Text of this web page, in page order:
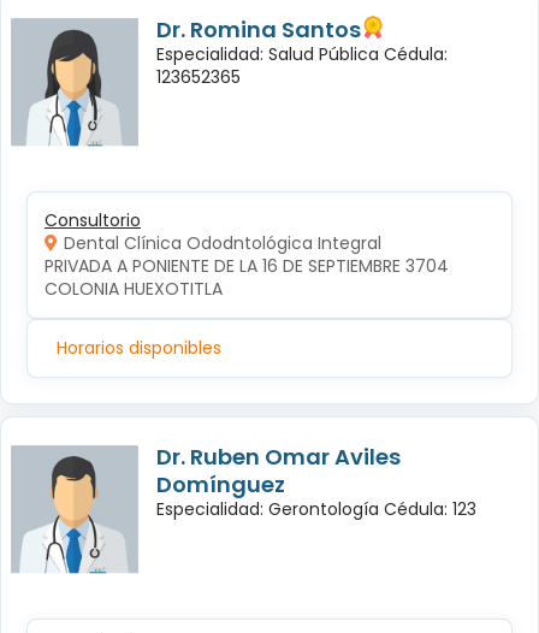
Dr. Romina Santos
Especialidad: Salud Pública Cédula:
123652365
Consultorio
Dental Clínica Ododntológica Integral
PRIVADA A PONIENTE DE LA 16 DE SEPTIEMBRE 3704
COLONIA HUEXOTITLA
Horarios disponibles
Dr. Ruben Omar Aviles
Domínguez
Especialidad: Gerontología Cédula: 123